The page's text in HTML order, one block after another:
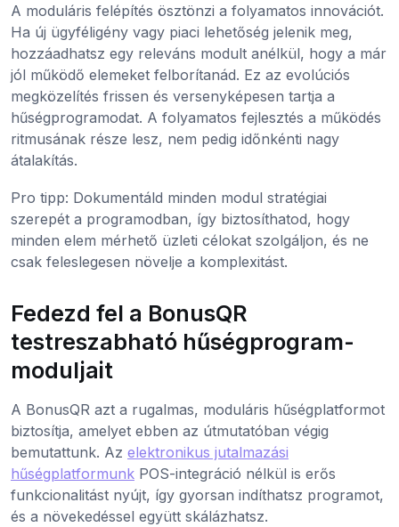
A moduláris felépítés ösztönzi a folyamatos innovációt.
Ha új ügyféligény vagy piaci lehetőség jelenik meg,
hozzáadhatsz egy releváns modult anélkül, hogy a már
jól működő elemeket felborítanád. Ez az evolúciós
megközelítés frissen és versenyképesen tartja a
hűségprogramodat. A folyamatos fejlesztés a működés
ritmusának része lesz, nem pedig időnkénti nagy
átalakítás.
Pro tipp: Dokumentáld minden modul stratégiai
szerepét a programodban, így biztosíthatod, hogy
minden elem mérhető üzleti célokat szolgáljon, és ne
csak feleslegesen növelje a komplexitást.
Fedezd fel a BonusQR
testreszabható hűségprogram-
moduljait
A BonusQR azt a rugalmas, moduláris hűségplatformot
biztosítja, amelyet ebben az útmutatóban végig
bemutattunk. Az elektronikus jutalmazási
hűségplatformunk POS-integráció nélkül is erős
funkcionalitást nyújt, így gyorsan indíthatsz programot,
és a növekedéssel együtt skálázhatsz.